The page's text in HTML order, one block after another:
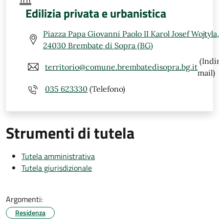
Edilizia privata e urbanistica
Piazza Papa Giovanni Paolo II Karol Josef
24030 Brembate di Sopra (BG)
territorio@comune.brembatedisopra.bg.it
mail)
035 623330 (Telefono)
Strumenti di tutela
Tutela amministrativa
Tutela giurisdizionale
Argomenti:
Residenza